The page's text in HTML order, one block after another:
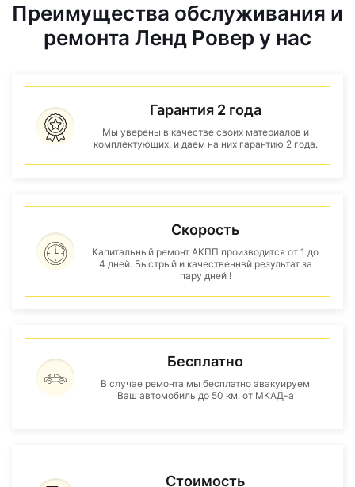
Преимущества обслуживания и
ремонта Ленд Ровер у нас
Гарантия 2 года
Мы уверены в качестве своих материалов и
комплектующих, и даем на них гарантию 2 года.
Скорость
Капитальный ремонт АКПП производится от 1 до
4 дней. Быстрый и качественнвй результат за
пару дней !
Бесплатно
В случае ремонта мы бесплатно эвакуируем
Ваш автомобиль до 50 км. от МКАД-а
Стоимость